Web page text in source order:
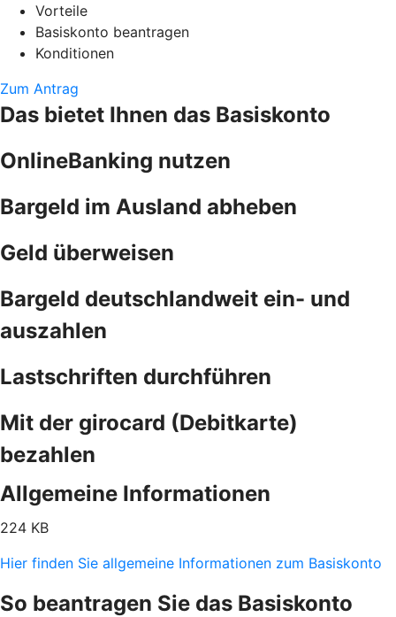
Vorteile
Basiskonto beantragen
Konditionen
Zum Antrag
Das bietet Ihnen das Basiskonto
OnlineBanking nutzen
Bargeld im Ausland abheben
Geld überweisen
Bargeld deutschlandweit ein- und
auszahlen
Lastschriften durchführen
Mit der girocard (Debitkarte)
bezahlen
Allgemeine Informationen
224 KB
Hier finden Sie allgemeine Informationen zum Basiskonto
So beantragen Sie das Basiskonto